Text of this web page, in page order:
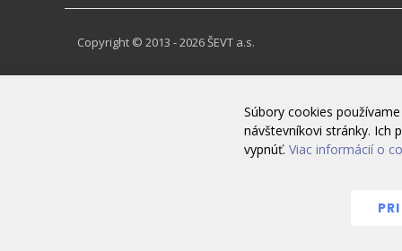
Copyright © 2013 - 2026 ŠEVT a.s.
Súbory cookies
návštevníkovi stránky. Ich
vypnúť. Viac informácií o
Dobrý deň, môžem Vám poradiť?